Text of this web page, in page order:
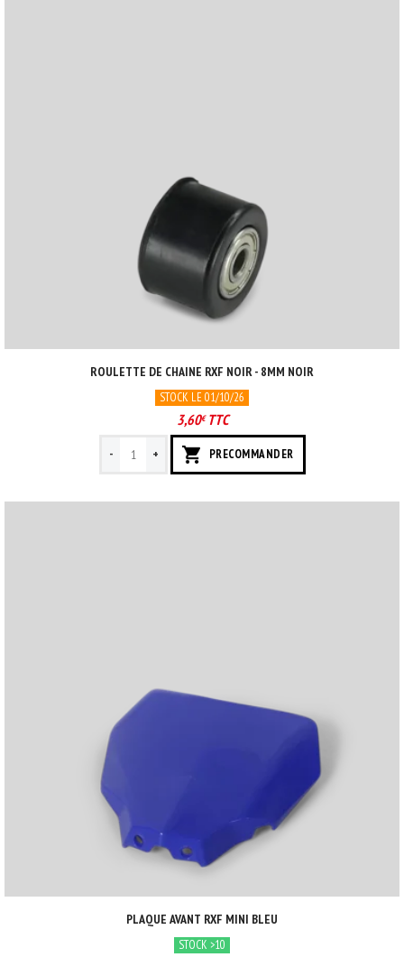
ROULETTE DE CHAINE RXF NOIR - 8MM NOIR
STOCK LE 01/10/26
3,60€TTC
- + PRECOMMANDER
PLAQUE AVANT RXF MINI BLEU
STOCK >10